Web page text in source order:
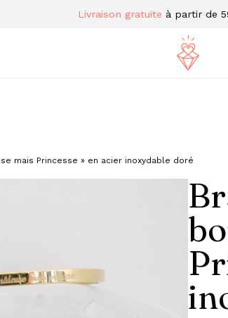
Livraison gratuite à partir de
mais Princesse » en acier inoxydable doré